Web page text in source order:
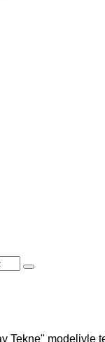
Tekne" modeliyle